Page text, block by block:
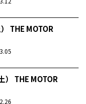
THE MOTOR
） THE MOTOR